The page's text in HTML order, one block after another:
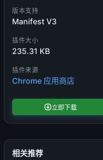
版本支持
Manifest V3
插件大小
235.31 KB
插件来源
Chrome 应用商店
立即下载
相关推荐